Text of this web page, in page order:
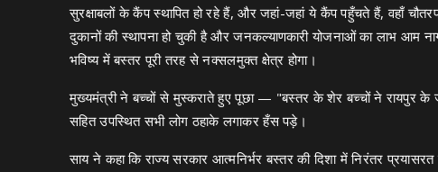
सुरक्षाबलों के कैंप स्थापित हो रहे हैं, और जहां-जहां ये कैंप पहुँचते हैं, वहाँ
दुकानों की स्थापना हो चुकी है और जनकल्याणकारी योजनाओं का लाभ आम
भविष्य में बस्तर पूरी तरह से नक्सलमुक्त क्षेत्र होगा।
मुख्यमंत्री ने बच्चों से मुस्कराते हुए पूछा — "बस्तर के शेर बच्चों ने रायपुर के
सहित उपस्थित सभी लोग ठहाके लगाकर हँस पड़े।
साय ने कहा कि राज्य सरकार आत्मनिर्भर बस्तर की दिशा में निरंतर